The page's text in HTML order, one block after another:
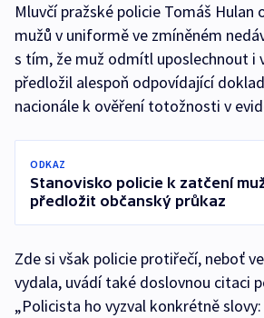
Mluvčí pražské policie Tomáš Hulan
mužů v uniformě ve zmíněném
s tím, že muž odmítl uposlechnout i
předložil alespoň odpovídající
nacionále k ověření totožnosti v
ODKAZ
Stanovisko policie k zatčení
předložit občanský průkaz
Zde si však policie protiřečí, neboť
vydala, uvádí také doslovnou citaci
„Policista ho vyzval konkrétně